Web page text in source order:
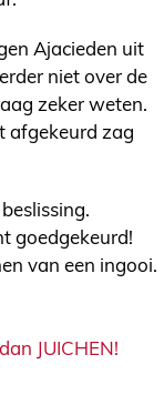
Ajacieden uit
niet over de
zeker weten.
afgekeurd zag
goedgekeurd!
van een ingooi.
JUICHEN!